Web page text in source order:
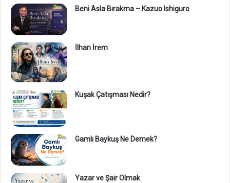
Beni Asla Bırakma – Kazuo Ishiguro
İlhan İrem
Kuşak Çatışması Nedir?
Gamlı Baykuş Ne Demek?
Yazar ve Şair Olmak